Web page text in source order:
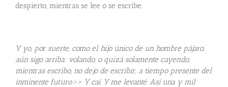
despierto, mientras se lee o se escribe.
Y yo, por suerte, como el hijo único de un hombre pájaro,
aún sigo arriba: volando, o quizá solamente cayendo,
mientras escribo, no dejo de escribir, a tiempo presente del
inminente futuro.>> Y caí. Y me levanté. Así una y mil